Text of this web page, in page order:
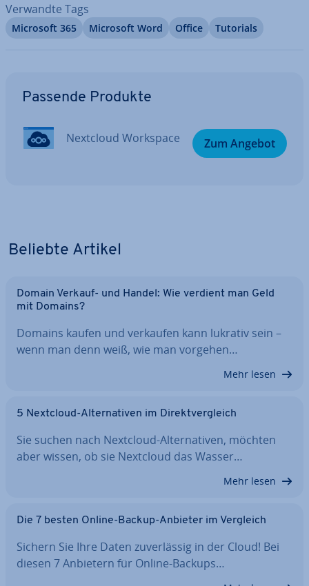
Verwandte Tags
Microsoft 365 Microsoft Word Office Tutorials
Passende Produkte
Nextcloud Workspace Zum Angebot
Beliebte Artikel
Domain Verkauf- und Handel: Wie verdient man Geld
mit Domains?
Domains kaufen und verkaufen kann lukrativ sein –
wenn man denn weiß, wie man vorgehen…
Mehr lesen
5 Nextcloud-Al­ter­na­ti­ven im Di­rekt­ver­gleich
Sie suchen nach Nextcloud-Al­ter­na­ti­ven, möchten
aber wissen, ob sie Nextcloud das Wasser…
Mehr lesen
Die 7 besten Online-Backup-Anbieter im Vergleich
Sichern Sie Ihre Daten zu­ver­läs­sig in der Cloud! Bei
diesen 7 Anbietern für Online-Backups…